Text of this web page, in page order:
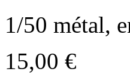
1/50 métal,
15,00 €